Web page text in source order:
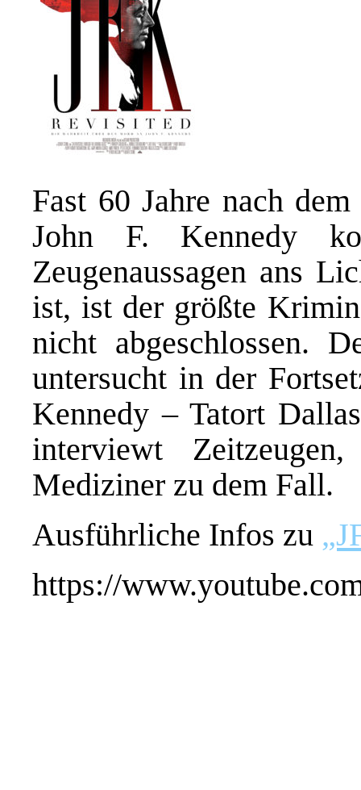
Fast 60 Jahre nach
John F. Kennedy
Zeugenaussagen ans
ist, ist der größte
nicht abgeschlossen.
untersucht in der
Kennedy – Tatort
interviewt
Mediziner zu dem Fall.
Ausführliche Infos zu
https://